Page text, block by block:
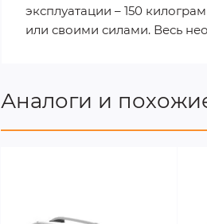
эксплуатации – 150
или своими силами. Весь
Аналоги и